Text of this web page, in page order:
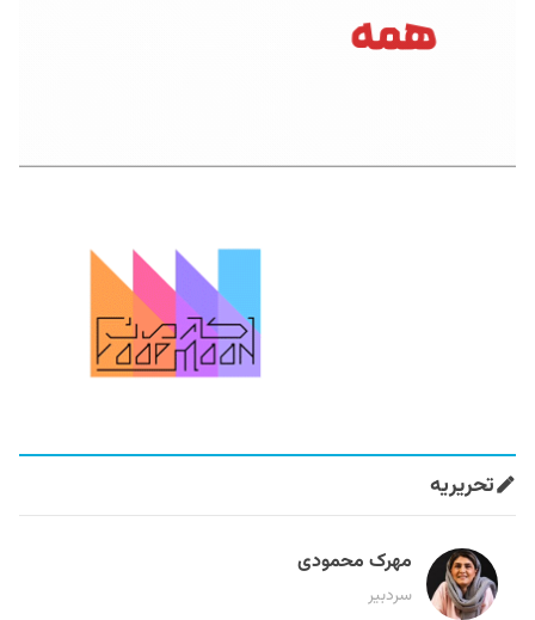
تحریریه
مهرک محمودی
سردبیر